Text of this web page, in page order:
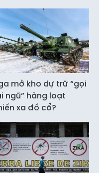
mở kho dự trữ “gọi
ngũ” hàng loạt
xa đồ cổ?